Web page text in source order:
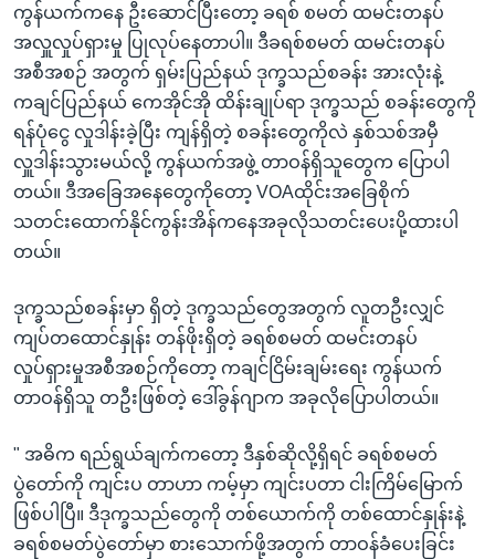
ရန်ကွန်ယက်ကနေ ဦးဆောင်ပြီးတော့ ခရစ် စမတ် ထမင်းတနပ်
အလှူလှုပ်ရှားမှု ပြုလုပ်နေတာပါ။ ဒီခရစ်စမတ် ထမင်းတနပ်
အစီအစဉ် အတွက် ရှမ်းပြည်နယ် ဒုက္ခသည်စခန်း အားလုံးနဲ့
ကချင်ပြည်နယ် ကေအိုင်အို ထိန်းချုပ်ရာ ဒုက္ခသည် စခန်းတွေကို
ရန်ပုံငွေ လှုဒါန်းခဲ့ပြီး ကျန်ရှိတဲ့ စခန်းတွေကိုလဲ နှစ်သစ်အမှီ
လှူဒါန်းသွားမယ်လို့ ကွန်ယက်အဖွဲ့ တာဝန်ရှိသူတွေက ပြောပါ
တယ်။ ဒီအခြေအနေတွေကိုတော့ VOAထိုင်းအခြေစိုက်
သတင်းထောက်နိုင်ကွန်းအိန်ကနေအခုလိုသတင်းပေးပို့ထားပါ
တယ်။
ဒုက္ခသည်စခန်းမှာ ရှိတဲ့ ဒုက္ခသည်တွေအတွက် လူတဦးလျှင်
ကျပ်တထောင်နှုန်း တန်ဖိုးရှိတဲ့ ခရစ်စမတ် ထမင်းတနပ်
လှုပ်ရှားမှုအစီအစဉ်ကိုတော့ ကချင်ငြိမ်းချမ်းရေး ကွန်ယက်
တာဝန်ရှိသူ တဦးဖြစ်တဲ့ ဒေါ်ခွန်ဂျာက အခုလိုပြောပါတယ်။
" အဓိက ရည်ရွယ်ချက်ကတော့ ဒီနှစ်ဆိုလို့ရှိရင် ခရစ်စမတ်
ပွဲတော်ကို ကျင်းပ တာဟာ ကမ့်မှာ ကျင်းပတာ ငါးကြိမ်မြောက်
ဖြစ်ပါပြီ။ ဒီဒုက္ခသည်တွေကို တစ်ယောက်ကို တစ်ထောင်နှုန်းနဲ့
ခရစ်စမတ်ပွဲတော်မှာ စားသောက်ဖို့အတွက် တာဝန်ခံပေးခြင်း